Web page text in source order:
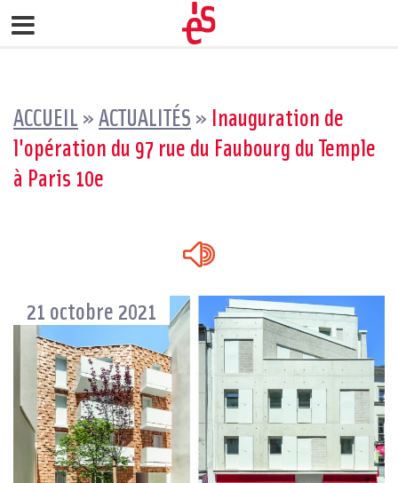
ACCUEIL »ACTUALITÉS » Inauguration de
l'opération du 97 rue du Faubourg du Temple
à Paris 10e
21 octobre 2021